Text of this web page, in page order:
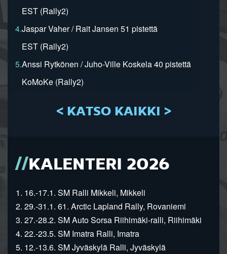
EST (Rally2)
4.Jaspar Vaher / Rait Jansen 51 pistettä
EST (Rally2)
5.Anssi Rytkönen / Juho-Ville Koskela 40 pistettä
KoMoKe (Rally2)
< KATSO KAIKKI >
KALENTERI 2026
1. 16.-17.1. SM Ralli Mikkeli, Mikkeli
2. 29.-31.1. 61. Arctic Lapland Rally, Rovaniemi
3. 27.-28.2. SM Auto Sorsa Riihimäki-ralli, Riihimäki
4. 22.-23.5. SM Imatra Ralli, Imatra
5. 12.-13.6. SM Jyväskylä Ralli, Jyväskylä